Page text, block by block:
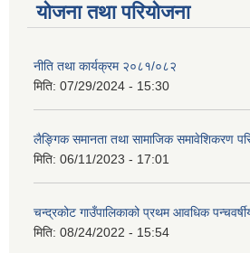
योजना तथा परियोजना
नीति तथा कार्यक्रम २०८१/०८२
मिति: 07/29/2024 - 15:30
लैङ्गिक समानता तथा सामाजिक समावेशिकरण
मिति: 06/11/2023 - 17:01
चन्द्रकोट गाउँपालिकाको प्रथम आवधिक
मिति: 08/24/2022 - 15:54